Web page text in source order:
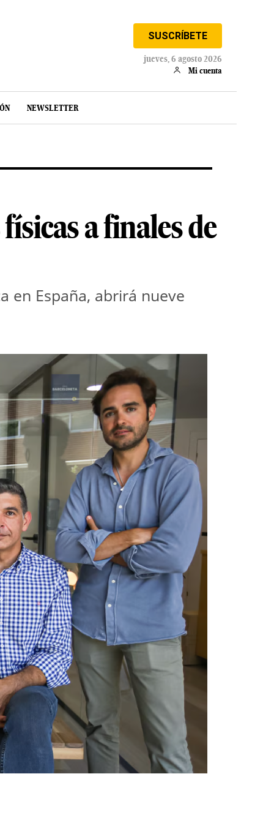
SUSCRÍBETE
jueves, 6 agosto 2026
Mi cuenta
NEWSLETTER
a finales de
en España, abrirá nueve